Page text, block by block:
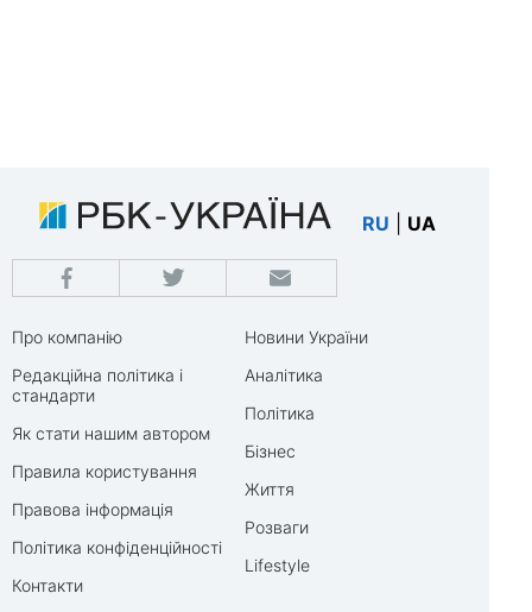
RU UA
Про компанію
Редакційна політика і
стандарти
Як стати нашим автором
Правила користування
Правова інформація
Політика конфіденційності
Контакти
Новини України
Аналітика
Політика
Бізнес
Життя
Розваги
Lifestyle